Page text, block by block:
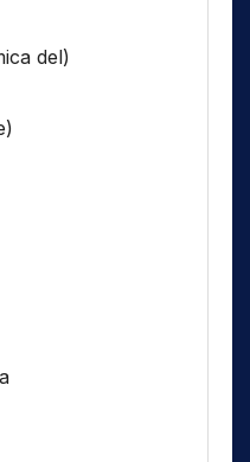
del)